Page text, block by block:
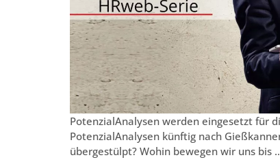
PotenzialAnalysen werden eingesetzt für
PotenzialAnalysen künftig nach
übergestülpt? Wohin bewegen wir uns bis